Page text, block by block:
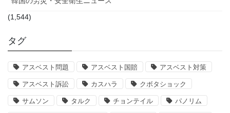
(1,544)
タグ
アスベスト問題 アスベスト国賠 アスベスト対策
アスベスト訴訟 カスハラ クボタショック
サムソン タルク チョンテイル パノリム